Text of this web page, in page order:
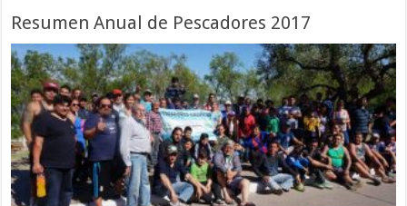
Resumen Anual de Pescadores 2017